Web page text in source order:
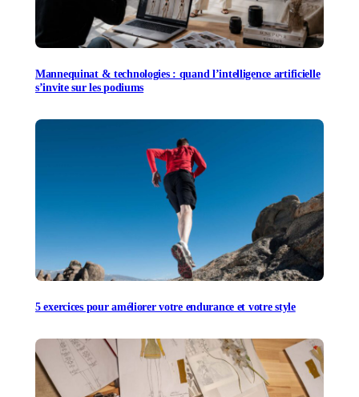
Mannequinat & technologies : quand l’intelligence artificielle
s’invite sur les podiums
5 exercices pour améliorer votre endurance et votre style